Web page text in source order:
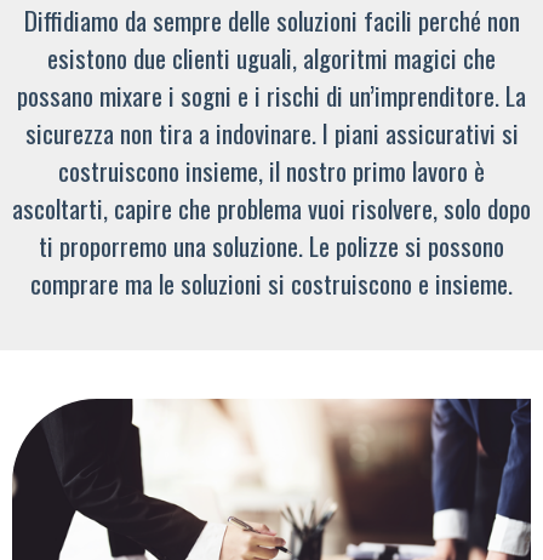
Diffidiamo da sempre delle soluzioni facili perché non
esistono due clienti uguali, algoritmi magici che
possano mixare i sogni e i rischi di un’imprenditore. La
sicurezza non tira a indovinare. I piani assicurativi si
costruiscono insieme, il nostro primo lavoro è
ascoltarti, capire che problema vuoi risolvere, solo dopo
ti proporremo una soluzione. Le polizze si possono
comprare ma le soluzioni si costruiscono e insieme.